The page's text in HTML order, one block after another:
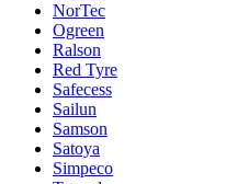
NorTec
Ogreen
Ralson
Red Tyre
Safecess
Sailun
Samson
Satoya
Simpeco